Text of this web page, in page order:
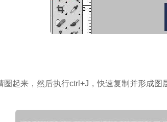
起来，然后执行ctrl+J，快速复制并形成图